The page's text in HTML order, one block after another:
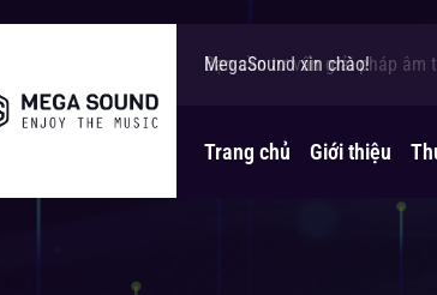
MegaSound xin chào!
Bạn cần tư vấn giải pháp âm
Trang chủ Giới thiệu